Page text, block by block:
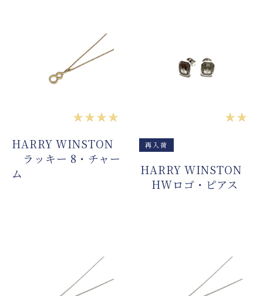
★★★★
HARRY WINSTON
ラッキー 8・チャー
ム
★★
再入荷
HARRY WINSTON
HWロゴ・ピアス